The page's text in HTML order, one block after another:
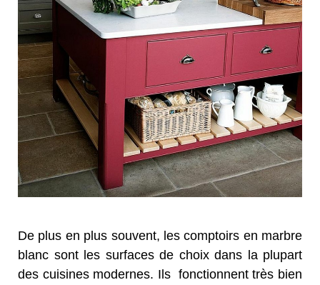
De plus en plus souvent, les comptoirs en marbre
blanc sont les surfaces de choix dans la plupart
des cuisines modernes. Ils fonctionnent très bien